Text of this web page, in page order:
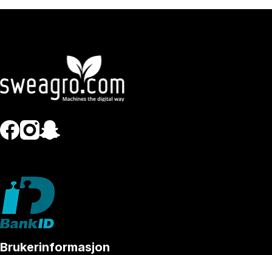
Brukerinformasjon